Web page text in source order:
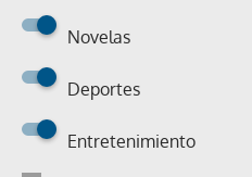
Novelas
Deportes
Entretenimiento